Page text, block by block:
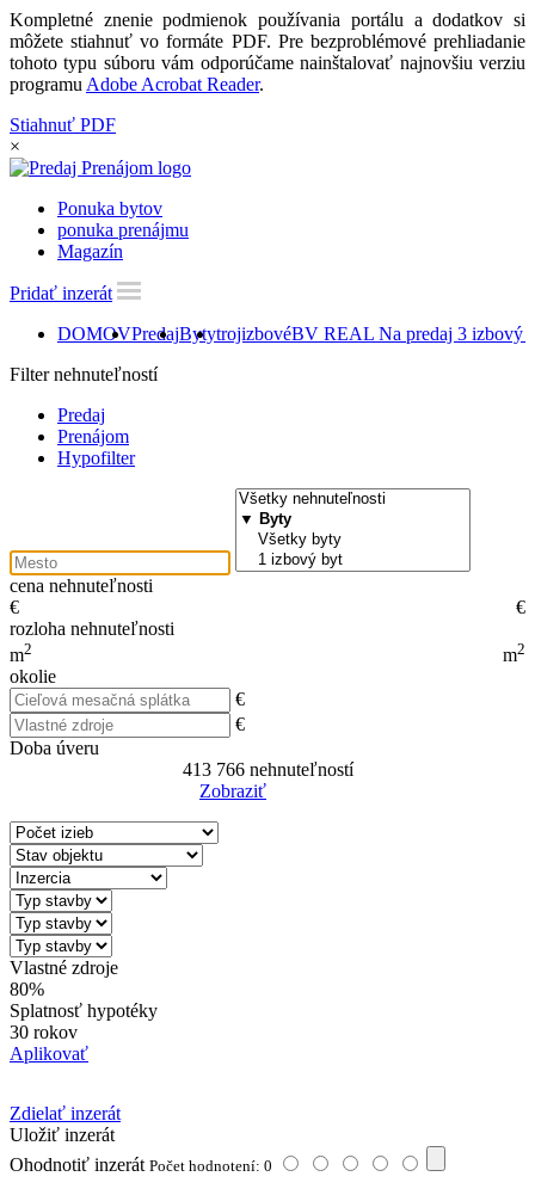
Kompletné znenie podmienok používania portálu a dodatkov si
môžete stiahnuť vo formáte PDF. Pre bezproblémové prehliadanie
tohoto typu súboru vám odporúčame nainštalovať najnovšiu verziu
programu Adobe Acrobat Reader.
Stiahnuť PDF
×
Ponuka bytov
ponuka prenájmu
Magazín
Pridať inzerát
DOMOVPredajBytytrojizbovéBV REAL Na predaj 3 izbový
Filter nehnuteľností
Predaj
Prenájom
Hypofilter
cena nehnuteľnosti
€
€
rozloha nehnuteľnosti
m2 m2
okolie
€
€
Doba úveru
413 766nehnuteľností
Zobraziť
Vlastné zdroje
80%
Splatnosť hypotéky
30 rokov
Aplikovať
Zdielať inzerát
Uložiť inzerát
Ohodnotiť inzerát Počet hodnotení: 0